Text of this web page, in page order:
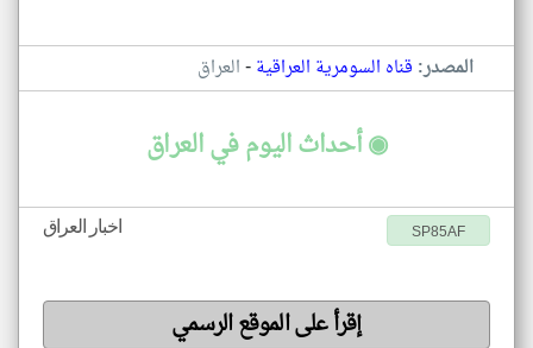
المصدر: قناه السومرية العراقية-العراق
◉ أحداث اليوم في العراق
اخبار العراق SP85AF
إقرأ على الموقع الرسمي